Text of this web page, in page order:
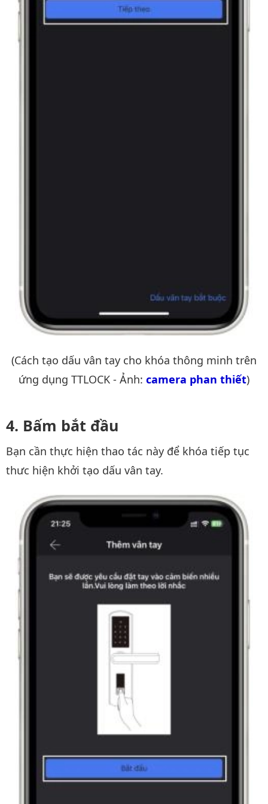
(Cách tạo dấu vân tay cho khóa thông minh trên
ứng dụng TTLOCK - Ảnh: camera phan thiết)
Bấm bắt đầu
Bạn cần thực hiện thao tác này để khóa tiếp tục
thưc hiện khởi tạo dấu vân tay.